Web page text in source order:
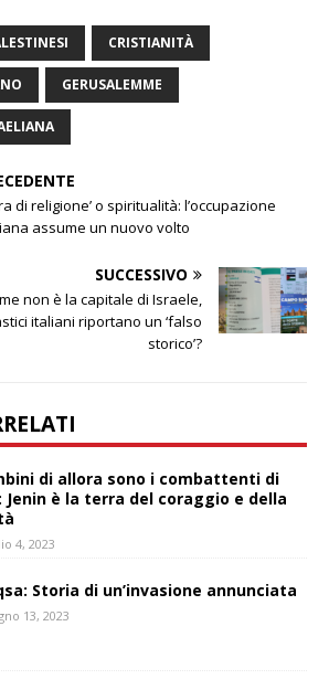
CRISTIANITÀ
GERUSALEMME
di religione’ o spiritualità: l’occupazione
assume un nuovo volto
SUCCESSIVO
non è la capitale di Israele,
italiani riportano un ‘falso
storico’?
di allora sono i combattenti di
Jenin è la terra del coraggio e della
4, 2023
Storia di un’invasione annunciata
13, 2023